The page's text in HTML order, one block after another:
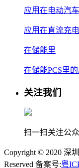
应用在电动汽
应用在直流充
在储能里
在储能PCS里的
关注我们
扫一扫关注公
Copyright © 2020 深
Reserved 备案号:粤